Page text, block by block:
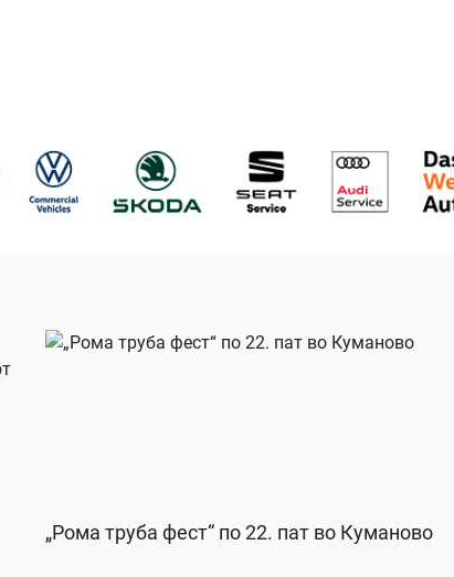
„Рома труба фест“ по 22. пат во Куманово